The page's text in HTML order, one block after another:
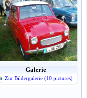
Galerie
Zur Bildergalerie (10 pictures)